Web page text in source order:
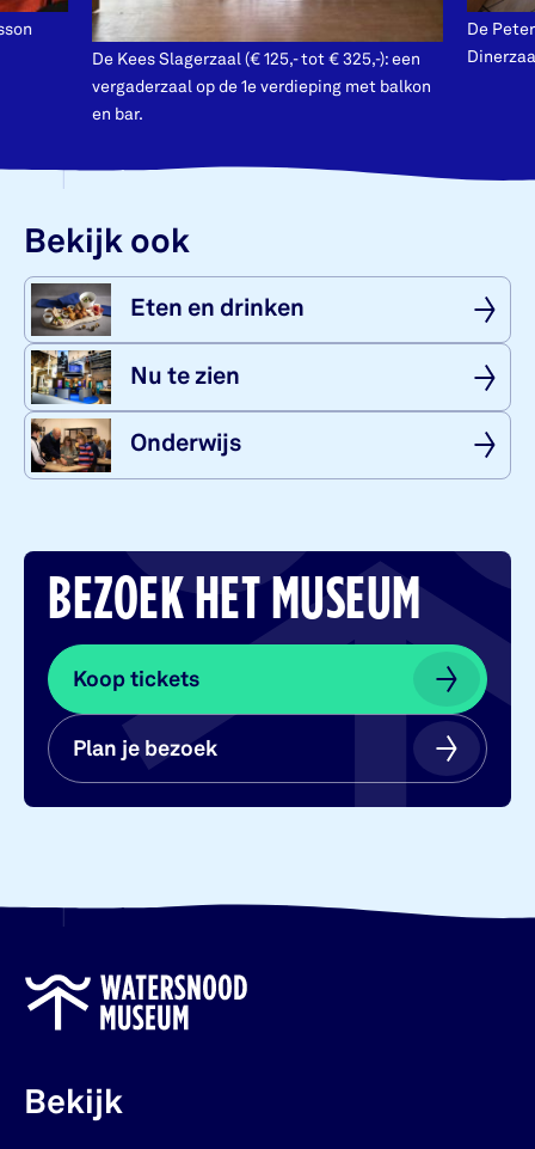
De Kees Slagerzaal (€ 125,- tot € 325,-): een
vergaderzaal op de 1e verdieping met balkon
en bar.
De
Bekijk ook
Eten en drin­ken
Nu te zien
On­der­wijs
BEZOEK HET MUSEUM
Koop tickets
Koop tickets
Plan je bezoek
Plan je bezoek
Bekijk